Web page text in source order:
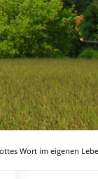
Wort im eigenen